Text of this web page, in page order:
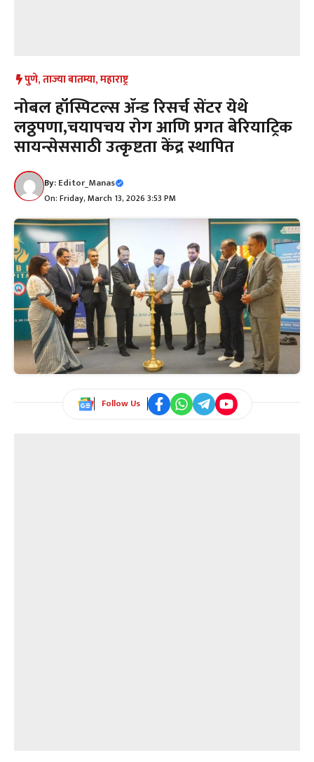
पुणे,ताज्या बातम्या,महाराष्ट्र
नोबल हॉस्पिटल्स ॲन्ड रिसर्च सेंटर येथे
लठ्ठपणा,चयापचय रोग आणि प्रगत बेरियाट्रिक
सायन्सेससाठी उत्कृष्टता केंद्र स्थापित
By:Editor_Manas
On: Friday, March 13, 2026 3:53 PM
Follow Us